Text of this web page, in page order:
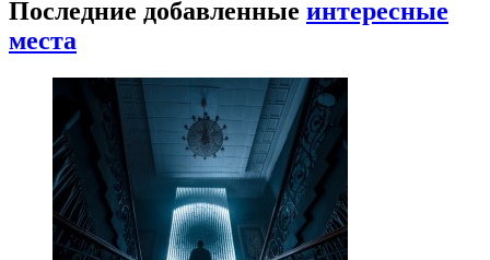
Последние добавленные интересные
места